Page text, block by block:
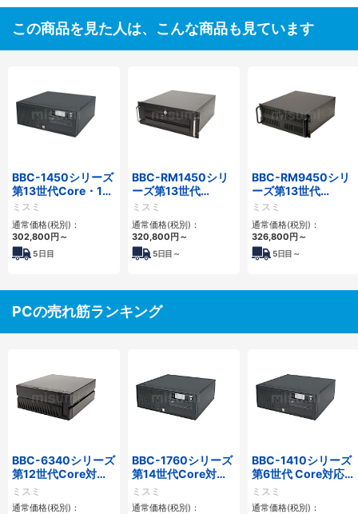
この商品を見た人は、こんな商品も見ています
BBC-1450シリーズ
第13世代Core・12
世代Celeron対応小
型フロアマウント
4PCIe
ミスミ
通常価格(税別)：
302,800円～
5日目
BBC-RM1450シリ
ーズ第13世代
Core・12世代
Celeron対応ラック
マウント4PCIe
ミスミ
通常価格(税別)：
320,800円～
5日目～
BBC-RM9450シリ
ーズ第13世代
Core・12世代
Celeron対応ラック
マウント4PCIe
ミスミ
通常価格(税別)：
326,800円～
5日目～
PCの売れ筋ランキング
BBC-6340シリーズ
第12世代Core対応
小型フロアマウント
PC2PCI/2PCIe
ミスミ
通常価格(税別)：
BBC-1760シリーズ
第14世代Core対応
小型フロアマウント
3PCIe
ミスミ
通常価格(税別)：
BBC-1410シリーズ
第6世代 Core対応フ
ロアマウントFAPC
3PCI・3PCIe
ミスミ
通常価格(税別)：